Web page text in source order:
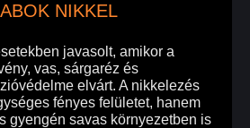
NIKKEL
javasolt, amikor a
vas, sárgaréz és
elvárt. A nikkelezés
fényes felületet, hanem
gyengén savas környezetben is